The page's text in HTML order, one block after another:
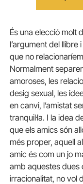
És una elecció molt
l’argument del
que no
Normalment
amoroses, les
desig sexual, les
en canvi, l’amistat
tranquil·la. I la idea
que els amics són
més proper, aquell
amic és com un jo
amb aquestes dues
irracionalitat, no vol